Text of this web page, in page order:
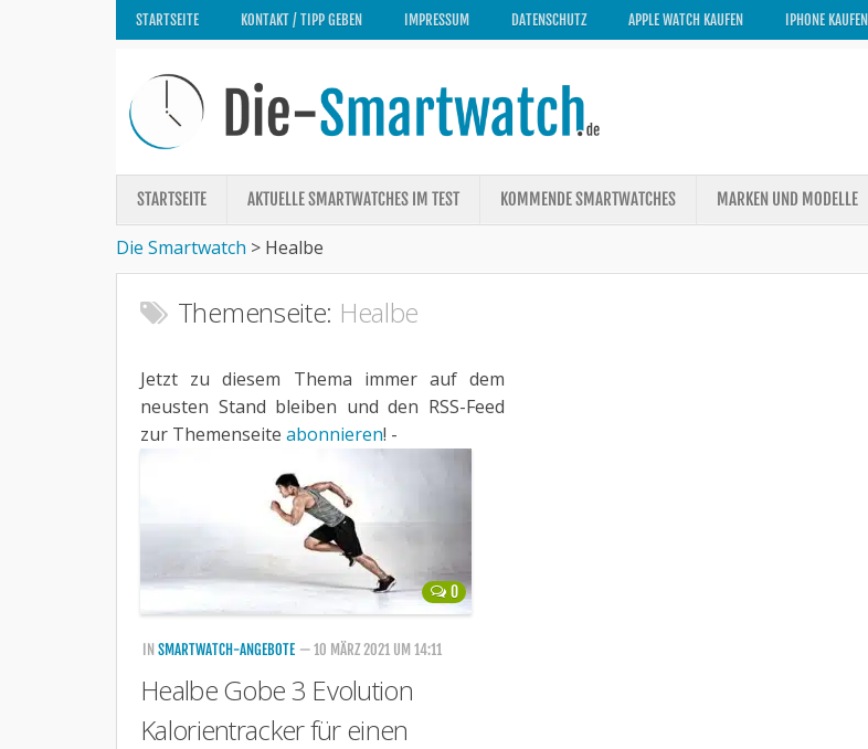
STARTSEITE KONTAKT / TIPP GEBEN IMPRESSUM DATENSCHUTZ APPLE WATCH KAUFEN IPHONE KAUFEN
STARTSEITE AKTUELLE SMARTWATCHES IM TEST KOMMENDE SMARTWATCHES MARKEN UND MODELLE
Die Smartwatch > Healbe
Themenseite: Healbe
Jetzt zu diesem Thema immer auf dem
neusten Stand bleiben und den RSS-Feed
zur Themenseite abonnieren! -
0
IN SMARTWATCH-ANGEBOTE — 10 MÄRZ 2021 UM 14:11
Healbe Gobe 3 Evolution
Kalorientracker für einen